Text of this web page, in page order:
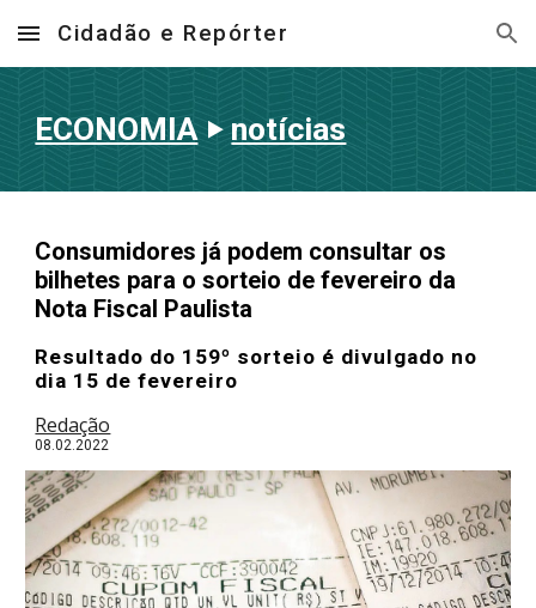
Skip to main content Skip to navigation
Cidadão e Repórter
ECONOMIA‣notícias
Consumidores já podem consultar os
bilhetes para o sorteio de fevereiro da
Nota Fiscal Paulista
Resultado do 159º sorteio é divulgado no
dia 15 de fevereiro
Redação
08.02.2022